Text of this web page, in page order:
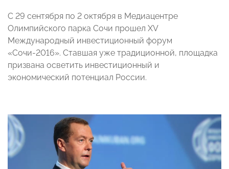
С 29 сентября по 2 октября в Медиацентре
Олимпийского парка Сочи прошел XV
Международный инвестиционный форум
«Сочи-2016». Ставшая уже традиционной, площадка
призвана осветить инвестиционный и
экономический потенциал России.